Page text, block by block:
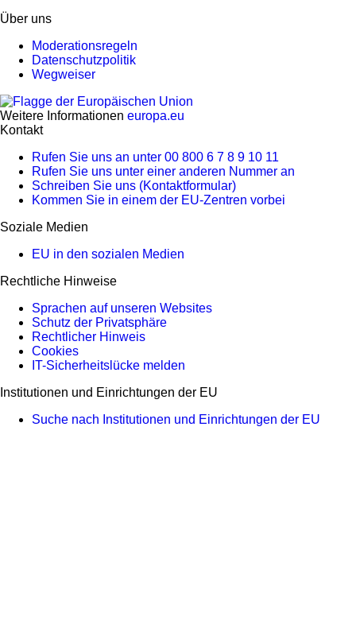
Über uns
Moderationsregeln
Datenschutzpolitik
Wegweiser
Weitere Informationen europa.eu
Kontakt
Rufen Sie uns an unter 00 800 6 7 8 9 10 11
Rufen Sie uns unter einer anderen Nummer an
Schreiben Sie uns (Kontaktformular)
Kommen Sie in einem der EU-Zentren vorbei
Soziale Medien
EU in den sozialen Medien
Rechtliche Hinweise
Sprachen auf unseren Websites
Schutz der Privatsphäre
Rechtlicher Hinweis
Cookies
IT-Sicherheitslücke melden
Institutionen und Einrichtungen der EU
Suche nach Institutionen und Einrichtungen der EU